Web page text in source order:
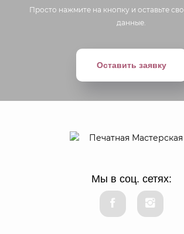
Просто нажмите на кнопку и оставьте
данные.
Оставить заявку
Мы в соц. сетях: